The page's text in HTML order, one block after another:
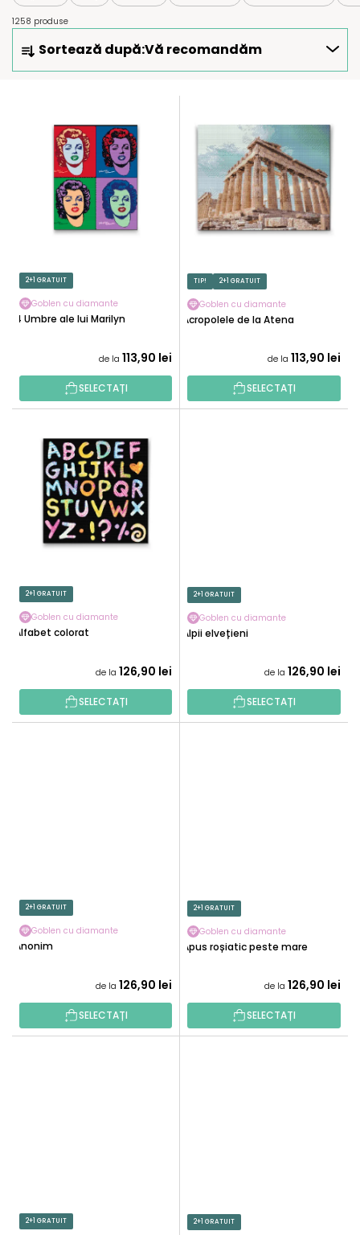
1258 produse
L
O
D
U
S
U
Sortează după:Vă recomandăm
U
S
2+1 GRATUIT
Goblen cu diamante
4 Umbre ale lui Marilyn
de la 113,90 lei
SELECTAȚI
TIP! 2+1 GRATUIT
Goblen cu diamante
Acropolele de la Atena
de la 113,90 lei
SELECTAȚI
2+1 GRATUIT
Goblen cu diamante
Alfabet colorat
de la 126,90 lei
SELECTAȚI
2+1 GRATUIT
Goblen cu diamante
Alpii elvețieni
de la 126,90 lei
SELECTAȚI
2+1 GRATUIT
Goblen cu diamante
Anonim
de la 126,90 lei
SELECTAȚI
2+1 GRATUIT
Goblen cu diamante
Apus roșiatic peste mare
de la 126,90 lei
SELECTAȚI
2+1 GRATUIT 2+1 GRATUIT